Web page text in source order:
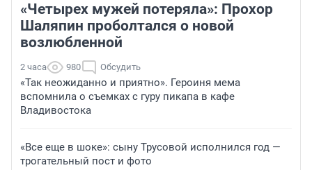
«Четырех мужей потеряла»: Прохор
Шаляпин проболтался о новой
возлюбленной
2 часа 980 Обсудить
«Так неожиданно и приятно». Героиня мема
вспомнила о съемках с гуру пикапа в кафе
Владивостока
«Все еще в шоке»: сыну Трусовой исполнился год —
трогательный пост и фото